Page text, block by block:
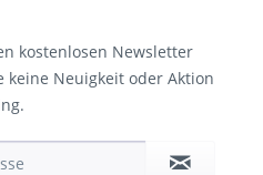
kostenlosen Newsletter
keine Neuigkeit oder Aktion